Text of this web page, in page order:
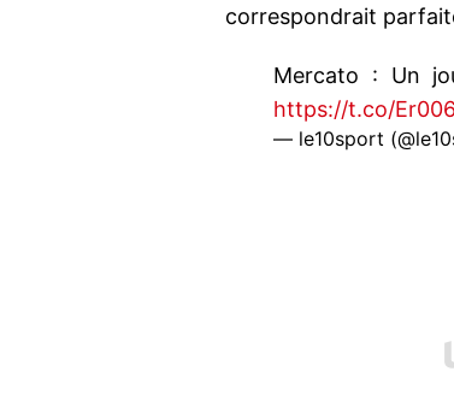
correspondrait
Mercato : Un
https://t.co/
— le10sport